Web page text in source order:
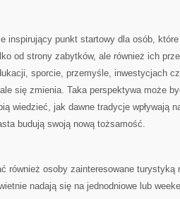
inspirujący punkt startowy dla osób,
od strony zabytków, ale również ich
sporcie, przemyśle, inwestycjach
się zmienia. Taka perspektywa może
wiedzieć, jak dawne tradycje wpływają
budują swoją nową tożsamość.
również osoby zainteresowane turystyką
nadają się na jednodniowe lub